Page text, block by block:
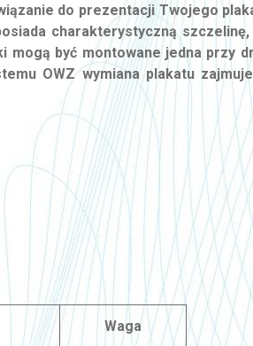
do prezentacji Twojego
charakterystyczną
mogą być montowane jedna przy
OWZ wymiana plakatu
Waga